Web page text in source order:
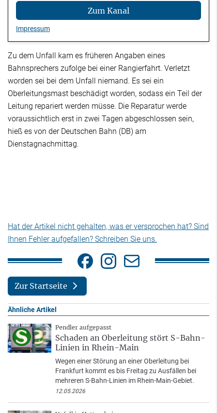
Zum Kanal
Impressum
Zu dem Unfall kam es früheren Angaben eines
Bahnsprechers zufolge bei einer Rangierfahrt. Verletzt
worden sei bei dem Unfall niemand. Es sei ein
Oberleitungsmast beschädigt worden, sodass ein Teil der
Leitung repariert werden müsse. Die Reparatur werde
voraussichtlich erst in zwei Tagen abgeschlossen sein,
hieß es von der Deutschen Bahn (DB) am
Dienstagnachmittag.
Hat der Artikel nicht gehalten, was er versprochen hat? Sind
Ihnen Fehler aufgefallen? Schreiben Sie uns.
Zur Startseite
Ähnliche Artikel
Pendler aufgepasst
Schaden an Oberleitung stört S-Bahn-
Linien in Rhein-Main
Wegen einer Störung an einer Oberleitung bei
Frankfurt kommt es bis Freitag zu Ausfällen bei
mehreren S-Bahn-Linien im Rhein-Main-Gebiet.
12.05.2026